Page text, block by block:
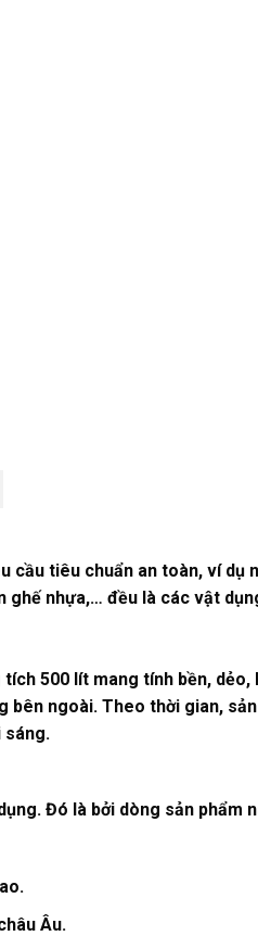
tiêu chuẩn an toàn, ví dụ
ghế nhựa,… đều là các vật
500 lít mang tính bền,
ngoài. Theo thời gian,
sáng.
Đó là bởi dòng sản phẩm
Âu.